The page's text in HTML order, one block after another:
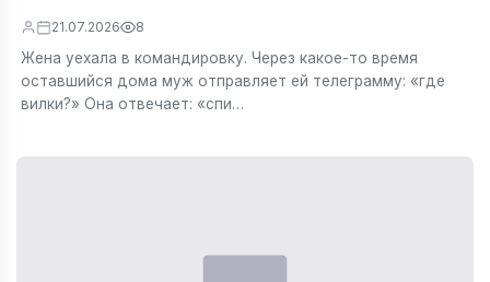
21.07.2026 8
Жена уехала в командировку. Через какое-то время
оставшийся дома муж отправляет ей телеграмму: «где
вилки?» Она отвечает: «спи…